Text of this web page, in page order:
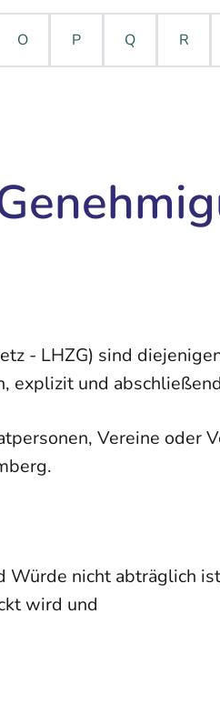
O P Q R
- LHZG) sind
explizit und
Vereine oder
Würde nicht abträglich
wird und